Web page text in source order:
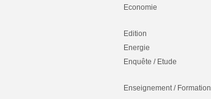
Economie
Edition
Energie
Enquête / Etude
Enseignement / Formation